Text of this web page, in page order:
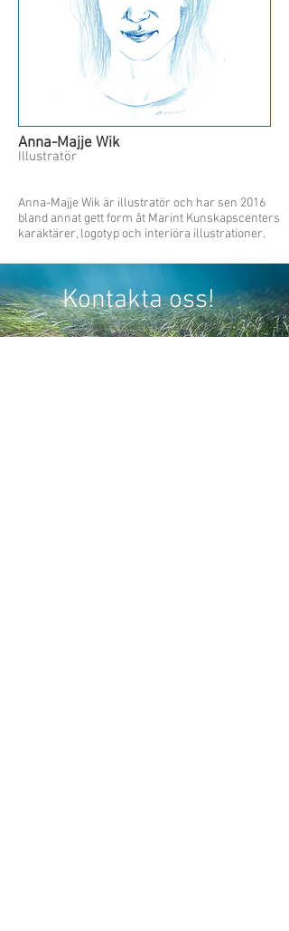
Illustratör
Anna-Majje Wik
Anna-Majje Wik är illustratör och har sen 2016
bland annat gett form åt Marint Kunskapscenters
karaktärer, logotyp och interiöra illustrationer.
Kontakta oss!